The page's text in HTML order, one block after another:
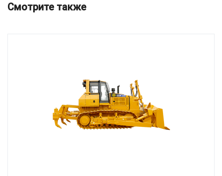
Смотрите также